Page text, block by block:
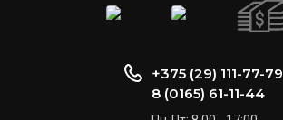
+375 (29) 111-77-79
8 (0165) 61-11-44